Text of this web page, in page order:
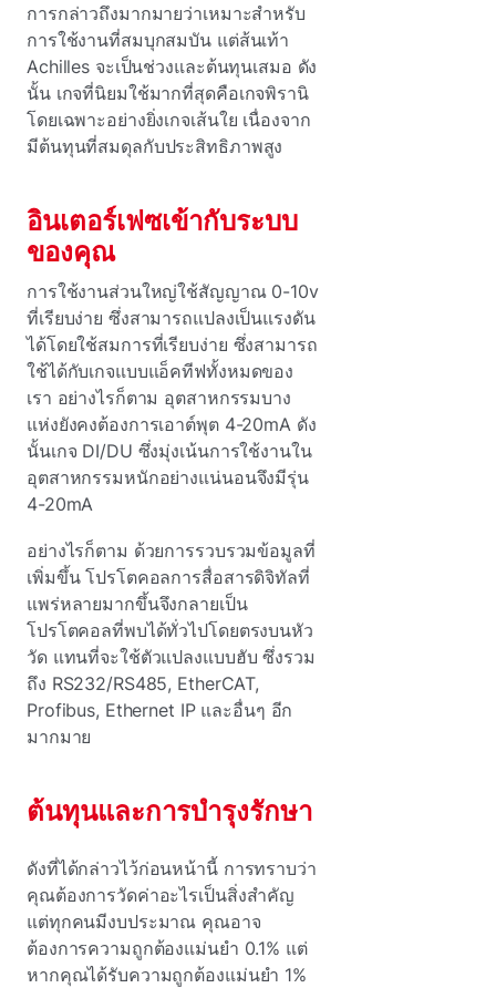
การกล่าวถึงมากมายว่าเหมาะสําหรับ
การใช้งานที่สมบุกสมบัน แต่ส้นเท้า
Achilles จะเป็นช่วงและต้นทุนเสมอ ดัง
นั้น เกจที่นิยมใช้มากที่สุดคือเกจพิรานิ
โดยเฉพาะอย่างยิ่งเกจเส้นใย เนื่องจาก
มีต้นทุนที่สมดุลกับประสิทธิภาพสูง
อินเตอร์เฟซเข้ากับระบบ
ของคุณ
การใช้งานส่วนใหญ่ใช้สัญญาณ 0-10v
ที่เรียบง่าย ซึ่งสามารถแปลงเป็นแรงดัน
ได้โดยใช้สมการที่เรียบง่าย ซึ่งสามารถ
ใช้ได้กับเกจแบบแอ็คทีฟทั้งหมดของ
เรา อย่างไรก็ตาม อุตสาหกรรมบาง
แห่งยังคงต้องการเอาต์พุต 4-20mA ดัง
นั้นเกจ DI/DU ซึ่งมุ่งเน้นการใช้งานใน
อุตสาหกรรมหนักอย่างแน่นอนจึงมีรุ่น
4-20mA
อย่างไรก็ตาม ด้วยการรวบรวมข้อมูลที่
เพิ่มขึ้น โปรโตคอลการสื่อสารดิจิทัลที่
แพร่หลายมากขึ้นจึงกลายเป็น
โปรโตคอลที่พบได้ทั่วไปโดยตรงบนหัว
วัด แทนที่จะใช้ตัวแปลงแบบฮับ ซึ่งรวม
ถึง RS232/RS485, EtherCAT,
Profibus, Ethernet IP และอื่นๆ อีก
มากมาย
ต้นทุนและการบํารุงรักษา
ดังที่ได้กล่าวไว้ก่อนหน้านี้ การทราบว่า
คุณต้องการวัดค่าอะไรเป็นสิ่งสําคัญ
แต่ทุกคนมีงบประมาณ คุณอาจ
ต้องการความถูกต้องแม่นยํา 0.1% แต่
หากคุณได้รับความถูกต้องแม่นยํา 1%